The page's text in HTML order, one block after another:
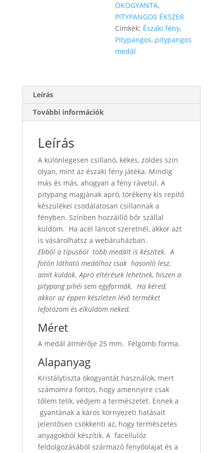
ÖKOGYANTA,
PITYPANGOS ÉKSZER
Címkék: Északi fény,
Pitypangos, pitypangos
medál
Leírás
További információk
Leírás
A különlegesen csillanó, kékes, zöldes szín
olyan, mint az északi fény játéka. Mindig
más és más, ahogyan a fény rávetül. A
pitypang magjának apró, törékeny kis repítő
készülékei csodálatosan csillannak a
fényben. Színben hozzáillő bőr szállal
küldöm. Ha acél láncot szeretnél, akkor azt
is vásárolhatsz a webáruházban.
Ebből a típusból több medált is készítek. A
fotón látható medálhoz csak hasonló lesz,
amit küldök. Apró eltérések lehetnek, hiszen a
pitypang pihéi sem egyformák. Ha kéred,
akkor az éppen készleten lévő terméket
lefotózom és elküldöm neked.
Méret
A medál átmérője 25 mm. Félgömb forma.
Alapanyag
Kristálytiszta ökogyantát használok, mert
számomra fontos, hogy amennyire csak
tőlem telik, védjem a természetet. Ennek a
gyantának a káros környezeti hatásait
jelentősen csökkenti az, hogy természetes
anyagokból készítik. A facellulóz
feldolgozásából származó fenyőolajat és a